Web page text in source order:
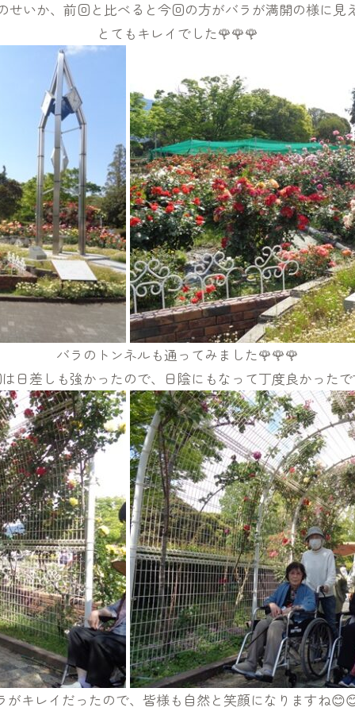
せいか、前回と比べると今回の方がバラが満開の様に見
とてもキレイでした🌹🌹🌹
バラのトンネルも通ってみました🌹🌹🌹
日差しも強かったので、日陰にもなって丁度良かった
がキレイだったので、皆様も自然と笑顔になりますね